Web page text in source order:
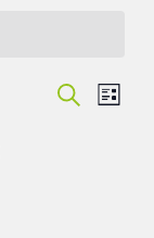
Sök Lista